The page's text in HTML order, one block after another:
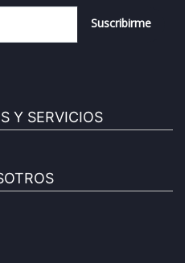
Suscribirme
Y SERVICIOS